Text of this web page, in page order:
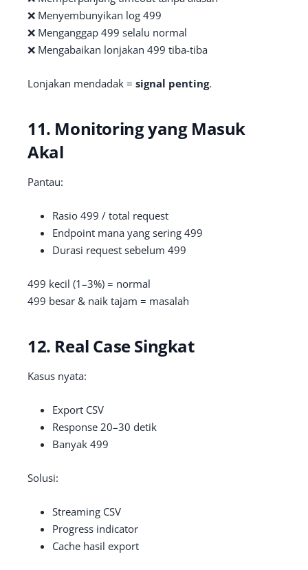
❌ Menyembunyikan log 499
❌ Menganggap 499 selalu normal
❌ Mengabaikan lonjakan 499 tiba-tiba
Lonjakan mendadak = signal penting.
11. Monitoring yang Masuk
Akal
Pantau:
Rasio 499 / total request
Endpoint mana yang sering 499
Durasi request sebelum 499
499 kecil (1–3%) = normal
499 besar & naik tajam = masalah
12. Real Case Singkat
Kasus nyata:
Export CSV
Response 20–30 detik
Banyak 499
Solusi:
Streaming CSV
Progress indicator
Cache hasil export